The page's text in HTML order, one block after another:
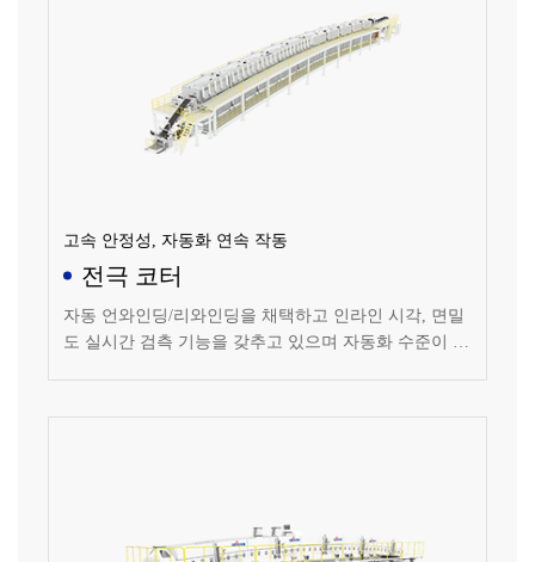
고속 안정성, 자동화 연속 작동
전극 코터
자동 언와인딩/리와인딩을 채택하고 인라인 시각, 면밀
도 실시간 검측 기능을 갖추고 있으며 자동화 수준이 높